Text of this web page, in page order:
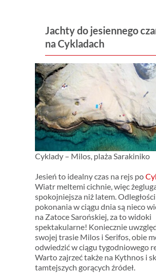
Jachty do jesiennego
na Cykladach
Cyklady – Milos, plaża Sarakiniko
Jesień to idealny czas na rejs po
Wiatr meltemi cichnie, więc
spokojniejsza niż latem.
pokonania w ciągu dnia są nieco
na Zatoce Sarońskiej, za to widoki
spektakularne! Koniecznie
swojej trasie Milos i Serifos, obie
odwiedzić w ciągu tygodniowego
Warto zajrzeć także na Kythnos i
tamtejszych gorących źródeł.